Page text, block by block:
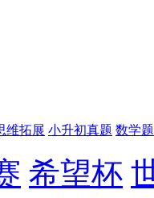
维拓展 小升初真题 数学
希望杯